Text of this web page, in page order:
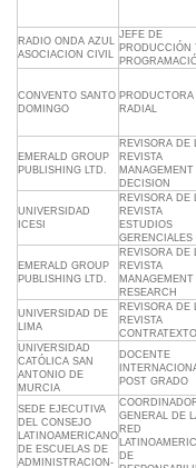
RADIO ONDA AZUL
ASOCIACION CIVIL
JEFE DE
PRODUCCIÓN
CONVENTO SANTO
DOMINGO
PRODUCTORA
RADIAL
EMERALD GROUP
PUBLISHING LTD.
REVISORA DE
REVISTA
MANAGEMENT
DECISION
UNIVERSIDAD
ICESI
REVISORA DE
REVISTA
ESTUDIOS
GERENCIALES
EMERALD GROUP
PUBLISHING LTD.
REVISORA DE
REVISTA
MANAGEMENT
RESEARCH
UNIVERSIDAD DE
LIMA
REVISORA DE
REVISTA
CONTRATEXTO
UNIVERSIDAD
CATÓLICA SAN
ANTONIO DE
MURCIA
DOCENTE
POST GRADO
SEDE EJECUTIVA
DEL CONSEJO
LATINOAMERICANO
DE ESCUELAS DE
ADMINISTRACION-
GENERAL DE
RED
DE